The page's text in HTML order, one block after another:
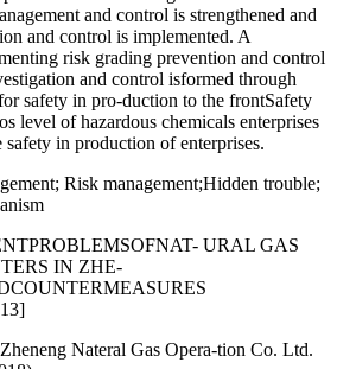
and control is strengthened and
and control is implemented. A
risk grading prevention and control
and control isformed through
safety in pro-duction to the frontSafety
level of hazardous chemicals enterprises
safety in production of enterprises.
Risk management;Hidden trouble;
URAL GAS
IN ZHE-
Nateral Gas Opera-tion Co. Ltd.